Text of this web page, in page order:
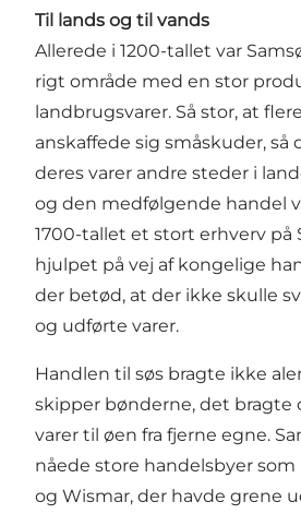
Til lands og til vands
Allerede i 1200-tallet var
rigt område med en stor
landbrugsvarer. Så stor, at
anskaffede sig småskuder,
deres varer andre steder i
og den medfølgende handel
1700-tallet et stort erhverv på
hjulpet på vej af kongelige
der betød, at der ikke skulle
og udførte varer.
Handlen til søs bragte ikke
skipper bønderne, det bragte
varer til øen fra fjerne egne.
nåede store handelsbyer som
og Wismar, der havde grene